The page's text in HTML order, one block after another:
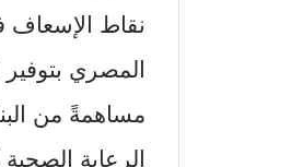
نقاط الإسعاف
مساهمةً من
الرعاية